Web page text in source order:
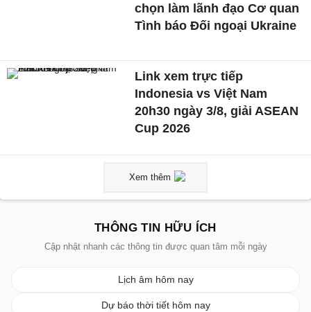
chọn làm lãnh đạo Cơ quan
Tình báo Đối ngoại Ukraine
Link xem trực tiếp
Indonesia vs Việt Nam
20h30 ngày 3/8, giải ASEAN
Cup 2026
Xem thêm
THÔNG TIN HỮU ÍCH
Cập nhật nhanh các thông tin được quan tâm mỗi ngày
Lịch âm hôm nay
Dự báo thời tiết hôm nay